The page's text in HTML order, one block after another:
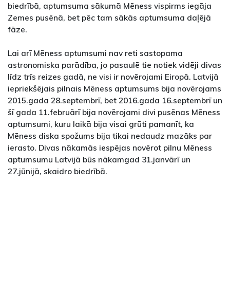
biedrībā, aptumsuma sākumā Mēness vispirms iegāja
Zemes pusēnā, bet pēc tam sākās aptumsuma daļējā
fāze.
Lai arī Mēness aptumsumi nav reti sastopama
astronomiska parādība, jo pasaulē tie notiek vidēji divas
līdz trīs reizes gadā, ne visi ir novērojami Eiropā. Latvijā
iepriekšējais pilnais Mēness aptumsums bija novērojams
2015.gada 28.septembrī, bet 2016.gada 16.septembrī un
šī gada 11.februārī bija novērojami divi pusēnas Mēness
aptumsumi, kuru laikā bija visai grūti pamanīt, ka
Mēness diska spožums bija tikai nedaudz mazāks par
ierasto. Divas nākamās iespējas novērot pilnu Mēness
aptumsumu Latvijā būs nākamgad 31.janvārī un
27.jūnijā, skaidro biedrībā.